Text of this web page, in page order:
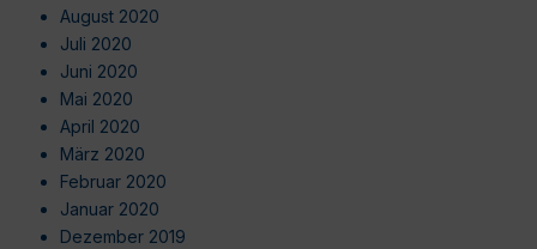
August 2020
Juli 2020
Juni 2020
Mai 2020
April 2020
März 2020
Februar 2020
Januar 2020
Dezember 2019